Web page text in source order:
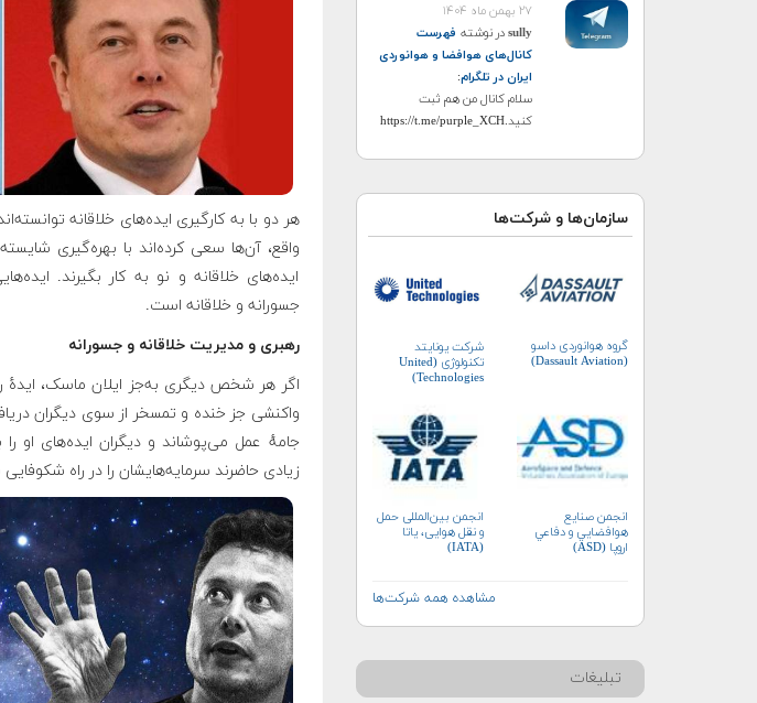
۲۷ بهمن ماه ۱۴۰۴
sullyدر نوشته فهرست
کانال‌های هوافضا و هوانوردی
ایران در تلگرام:
سلام کانال من هم ثبت
کنید.https://t.me/purple_XCH
سازمان‌ها و شرکت‌ها
گروه هوانوردی داسو
(Dassault Aviation)
شرکت یونایتد
تکنولوژی (United
Technologies)
انجمن صنايع
هوافضايي و دفاعي
اروپا (ASD)
انجمن بین‌المللی حمل
و نقل هوایی، یاتا
(IATA)
مشاهده همه شرکت‌ها
تبلیغات
هر دو با به کارگیری ایده‌های خلاقانه
واقع، آن‌ها سعی کرده‌اند با بهره‌گیری
ایده‌های خلاقانه و نو به کار بگیرند.
جسورانه و خلاقانه است.
رهبری و مدیریت خلاقانه و جسورانه
اگر هر شخص دیگری به‌جز ایلان ماسک، ایدهٔ
واکنشی جز خنده و تمسخر از سوی دیگران
جامهٔ عمل می‌پوشاند و دیگران ایده‌های او
زیادی حاضرند سرمایه‌هایشان را در راه